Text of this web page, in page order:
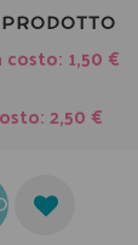
1,50 €
2,50 €